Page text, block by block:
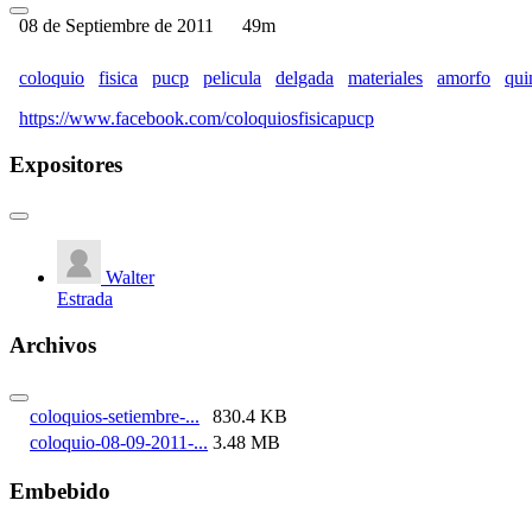
08 de Septiembre de 2011 49m
coloquio fisica pucp pelicula delgada materiales amorfo
https://www.facebook.com/coloquiosfisicapucp
Expositores
Walter
Estrada
Archivos
coloquios-setiembre-...
830.4 KB
coloquio-08-09-2011-... 3.48 MB
Embebido